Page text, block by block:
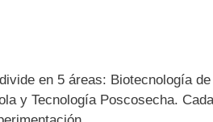
en 5 áreas: Biotecnología
y Tecnología Poscosecha.